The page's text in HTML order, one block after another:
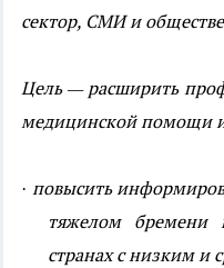
сектор, СМИ и
Цель — расширить
медицинской помощи
· повысить
тяжелом бремени
странах с низким и